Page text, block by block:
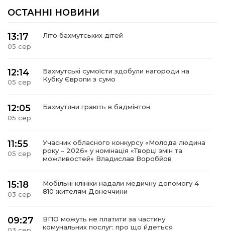
ОСТАННІ НОВИНИ
13:17
05 сер
Літо бахмутських дітей
12:14
05 сер
Бахмутські сумоїсти здобули нагороди на
Кубку Європи з сумо
12:05
05 сер
Бахмутяни грають в бадмінтон
11:55
05 сер
Учасник обласного конкурсу «Молода людина
року – 2026» у номінація «Творці змін та
можливостей» Владислав Воробйов
15:18
03 сер
Мобільні клініки надали медичну допомогу 4
810 жителям Донеччини
09:27
ВПО можуть не платити за частину
комунальних послуг: про що йдеться